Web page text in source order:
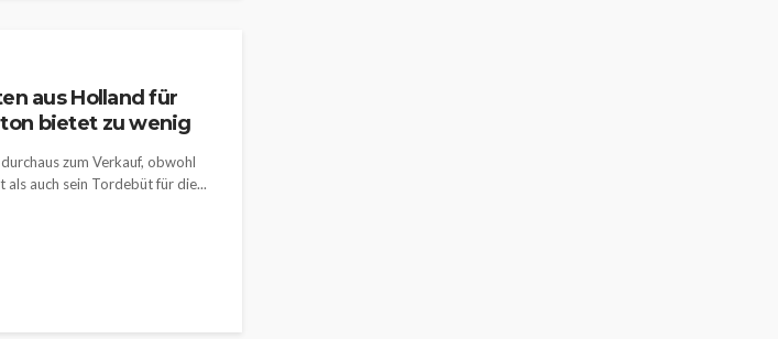
aus Holland für
bietet zu wenig
zum Verkauf, obwohl
auch sein Tordebüt für die...